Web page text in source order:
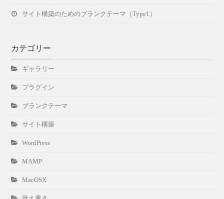
サイト構築のためのブランクテーマ（Type1）
カテゴリー
ギャラリー
プラグイン
ブランクテーマ
サイト構築
WordPress
MAMP
MacOSX